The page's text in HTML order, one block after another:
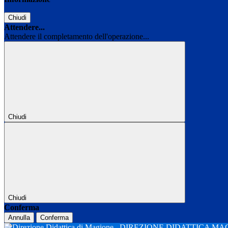
Chiudi
Attendere...
Attendere il completamento dell'operazione...
Chiudi
Chiudi
Conferma
Annulla Conferma